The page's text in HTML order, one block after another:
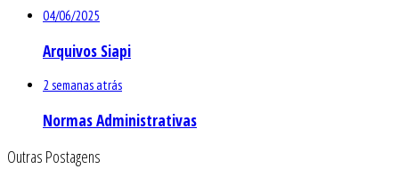
04/06/2025
Arquivos Siapi
2 semanas atrás
Normas Administrativas
Outras Postagens